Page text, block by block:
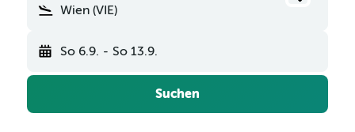
Wien (VIE)
So 6.9. - So 13.9.
Suchen